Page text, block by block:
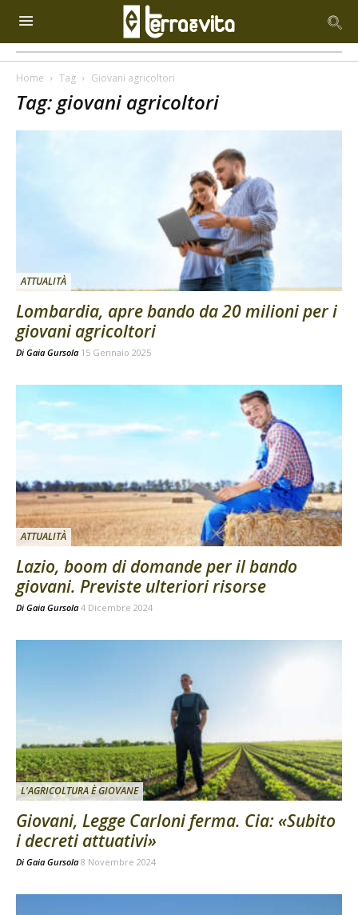
Home Tag Giovani agricoltori
Tag: giovani agricoltori
ATTUALITÀ
Lombardia, apre bando da 20 milioni per i
giovani agricoltori
Di Gaia Gursola 15 Gennaio 2025
ATTUALITÀ
Lazio, boom di domande per il bando
giovani. Previste ulteriori risorse
Di Gaia Gursola 4 Dicembre 2024
L'AGRICOLTURA È GIOVANE
Giovani, Legge Carloni ferma. Cia: «Subito
i decreti attuativi»
Di Gaia Gursola 8 Novembre 2024